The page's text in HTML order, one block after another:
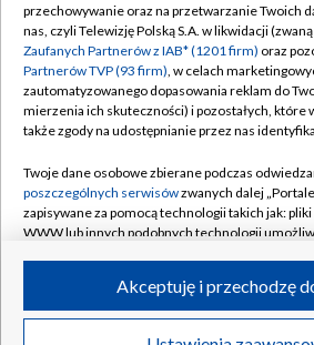
Abonament TVP
Emisja w TVP
Centrum informacji TVP
Naziemna Telewizja Cyfrowa
Rada Programowa
System NOS
Informacje o nadawcy
Program dla prasy
Regulamin TVP
Polityka
Moje zgody
Pomoc
Kontakt
Kanały
©2026 Telewizja Polska S.A.
przechowywanie oraz na przetwarzanie Twoich
nas, czyli Telewizję Polską S.A. w likwidacji
Zaufanych Partnerów z IAB* (1201 firm) oraz
Partnerów TVP (93 firm), w celach
zautomatyzowanego dopasowania reklam do
mierzenia ich skuteczności) i pozostałych, które
także zgody na udostępnianie przez nas
Twoje dane osobowe zbierane podczas
poszczególnych serwisówzwanych dalej
zapisywane za pomocą technologii takich jak:
WWW lub innych podobnych technologii
ruchu w Internecie.
Twoje dane osobowe zbierane podczas
Akceptuję i przechodzę